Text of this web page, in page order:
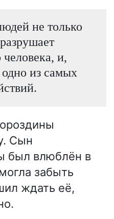
не только
и,
из самых
Сын
был влюблён в
забыть
ждать её,